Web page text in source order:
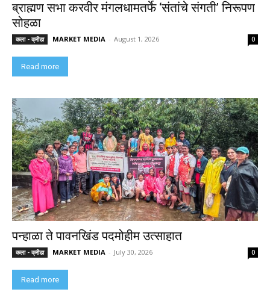
ब्राह्मण सभा करवीर मंगलधामतर्फे ‘संतांचे संगती’ निरूपण
सोहळा
कला - क्रीडा MARKET MEDIA - August 1, 2026 0
Read more
पन्हाळा ते पावनखिंड पदमोहीम उत्साहात
कला - क्रीडा MARKET MEDIA - July 30, 2026 0
Read more